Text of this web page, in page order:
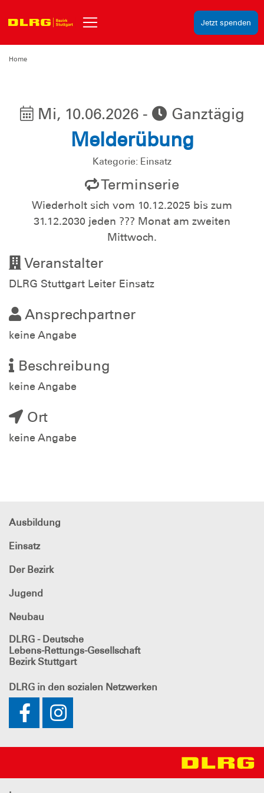
Jetzt spenden
Home
Mi, 10.06.2026 - Ganztägig
Melderübung
Kategorie: Einsatz
Terminserie
Wiederholt sich vom 10.12.2025 bis zum
31.12.2030 jeden ??? Monat am zweiten
Mittwoch.
Veranstalter
DLRG Stuttgart Leiter Einsatz
Ansprechpartner
keine Angabe
Beschreibung
keine Angabe
Ort
keine Angabe
Ausbildung
Einsatz
Der Bezirk
Jugend
Neubau
DLRG - Deutsche
Lebens-Rettungs-Gesellschaft
Bezirk Stuttgart
DLRG in den sozialen Netzwerken